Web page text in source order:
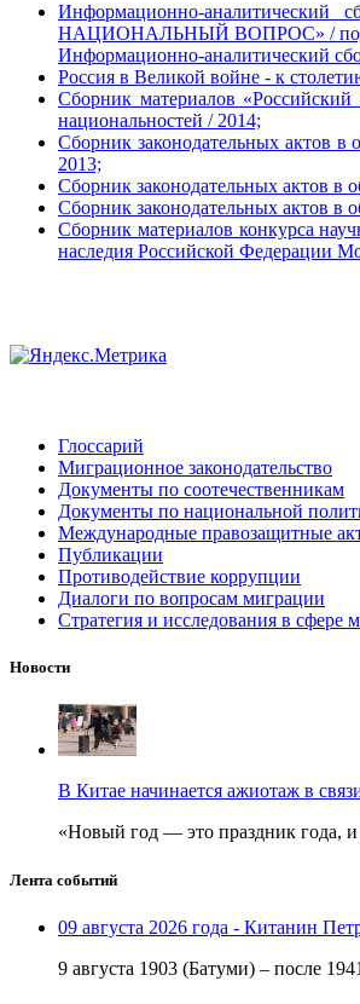
Информационно-аналитический
НАЦИОНАЛЬНЫЙ ВОПРОС» / под
Информационно-аналитический
Россия в Великой войне - к
Сборник материалов
национальностей / 2014;
Сборник законодательных актов
2013;
Сборник законодательных актов в
Сборник законодательных актов
Сборник материалов конкурса
наследия Российской Федерации
Глоссарий
Миграционное законодательство
Документы по соотечественникам
Документы по национальной
Международные правозащитные
Публикации
Противодействие коррупции
Диалоги по вопросам миграции
Стратегия и исследования в сфере
Новости
В Китае начинается ажиотаж в
«Новый год — это праздник года,
Лента событий
09 августа 2026 года - Китанин
9 августа 1903 (Батуми) – после